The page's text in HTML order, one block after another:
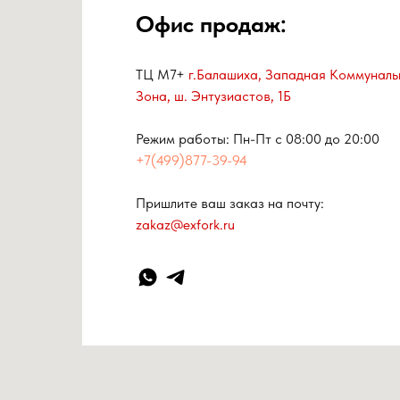
Офис продаж:
ТЦ М7+ г.Балашиха, Западная
Зона, ш. Энтузиастов, 1Б
Режим работы: Пн-Пт с 08:00 до 20:00
+7(499)877-39-94
Пришлите ваш заказ на почту:
zakaz@exfork.ru